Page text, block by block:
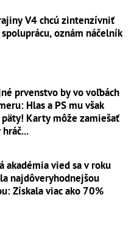
V4 chcú zintenzívniť
oznám náčelník
prvenstvo by vo voľbách
Hlas a PS mu však
Karty môže zamiešať
hráč...
akadémia vied sa v roku
najdôveryhodnejšou
Získala viac ako 70%